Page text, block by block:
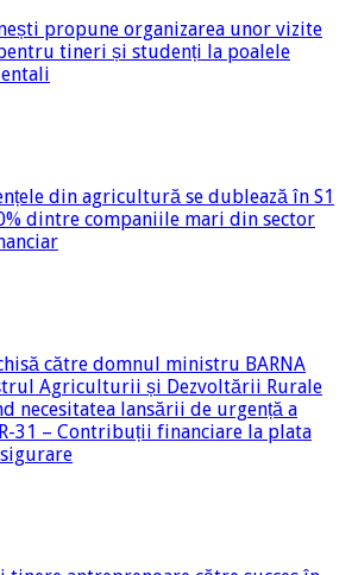
propune organizarea unor vizite
tineri și studenți la poalele
din agricultură se dublează în S1
dintre companiile mari din sector
către domnul ministru BARNA
Agriculturii și Dezvoltării Rurale
necesitatea lansării de urgență a
31 – Contribuții financiare la plata